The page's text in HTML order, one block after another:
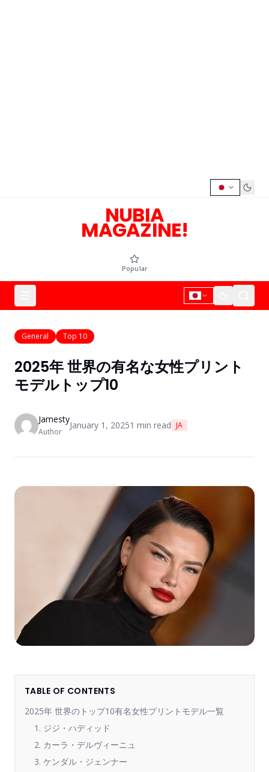
NUBIA
MAGAZINE!
Popular
General Top 10
2025年 世界の有名な女性プリント
モデルトップ10
Jamesty
Author
January 1, 20251 min read JA
TABLE OF CONTENTS
2025年 世界のトップ10有名女性プリントモデル一覧
1. ジジ・ハディッド
2. カーラ・デルヴィーニュ
3. ケンダル・ジェンナー